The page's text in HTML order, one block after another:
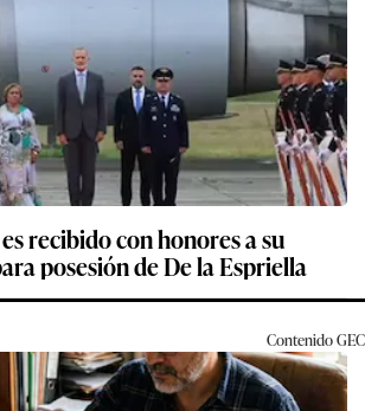
recibido con honores a su
posesión de De la Espriella
ContenidoGEC